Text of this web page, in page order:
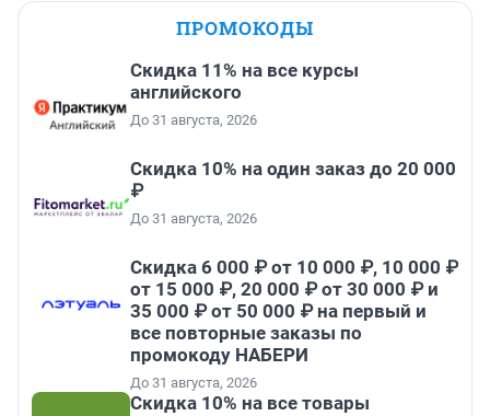
ПРОМОКОДЫ
Скидка 11% на все курсы
английского
До 31 августа, 2026
Скидка 10% на один заказ до 20 000
₽
До 31 августа, 2026
Скидка 6 000 ₽ от 10 000 ₽, 10 000 ₽
от 15 000 ₽, 20 000 ₽ от 30 000 ₽ и
35 000 ₽ от 50 000 ₽ на первый и
все повторные заказы по
промокоду НАБЕРИ
До 31 августа, 2026
Скидка 10% на все товары